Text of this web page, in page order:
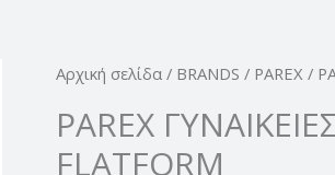
Αρχική σελίδα/ BRANDS / PAREX /
PAREX
FLATFORM
Original
was:
59,90 €.
Η
τιμή
PAREX
ΠΑΝΤΟΦΛΕΣ
FLATFORM